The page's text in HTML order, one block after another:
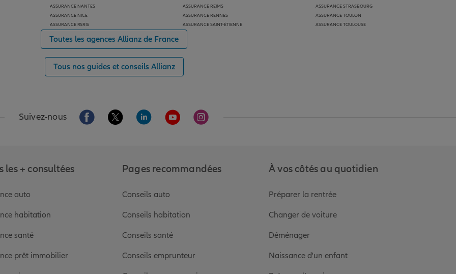
ASSURANCE NANTES
ASSURANCE NICE
ASSURANCE PARIS
ASSURANCE REIMS
ASSURANCE RENNES
ASSURANCE SAINT-ÉTIENNE
ASSURANCE STRASBOURG
ASSURANCE TOULON
ASSURANCE TOULOUSE
Toutes les agences Allianz de France
Tous nos guides et conseils Allianz
Suivez-nous Aller sur la page Facebook de Allianz
Aller sur la page Twitter de Allianz
Aller sur la page Linkedin de Allianz
Aller sur la page Youtube de Allianz
Aller sur la page Instagram de Allianz
les + consultées
auto
habitation
santé
prêt immobilier
Pages recommandées
Conseils auto
Conseils habitation
Conseils santé
Conseils emprunteur
À vos côtés au quotidien
Préparer la rentrée
Changer de voiture
Déménager
Naissance d'un enfant